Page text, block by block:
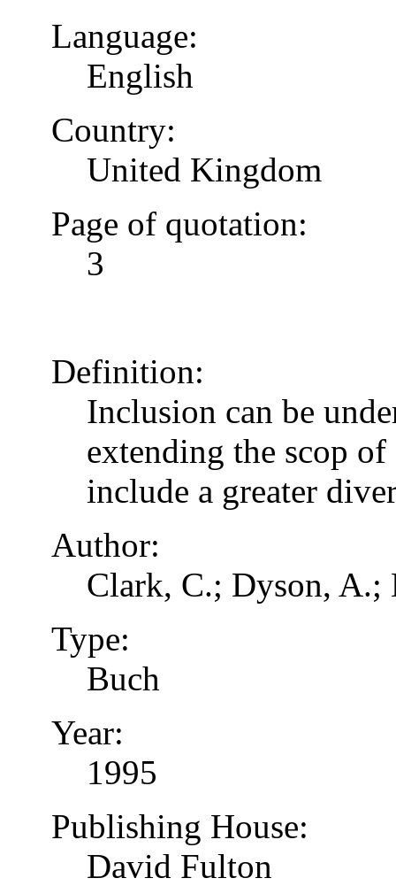
Language:
English
Country:
United Kingdom
Page of quotation:
3
Definition:
Inclusion can be
extending the scop
include a greater
Author:
Clark, C.; Dyson,
Type:
Buch
Year:
1995
Publishing House:
David Fulton